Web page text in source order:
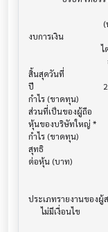
งบการเ
                                   ไตรมาสที่ 1
สิ้นสุดวันที่			             31 มีนาคม
ปี       			    2569         2568
กำไร (ขาดทุน) 			     4,871        (611)
ส่วนที่เป็นของผู้ถือ
หุ้นของบริษัทใหญ่ *
กำไร (ขาดทุน) 			      0.02      (0.003)
สุทธิ
ต่อหุ้น (บ
ประเภทรายงานของ
      ไม่มีเงื่อนไข